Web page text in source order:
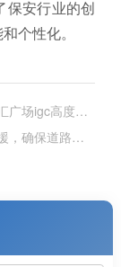
保安行业的创
个性化。
广场igc高度赞
，确保道路畅